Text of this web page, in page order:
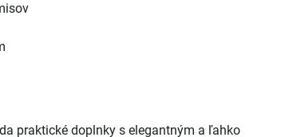
praktické doplnky s elegantným a ľahko